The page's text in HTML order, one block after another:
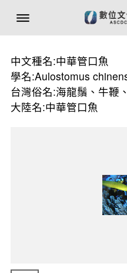
中文種名:中華管口魚
學名:Aulostomus
台灣俗名:海龍鬚、牛鞭
大陸名:中華管口魚